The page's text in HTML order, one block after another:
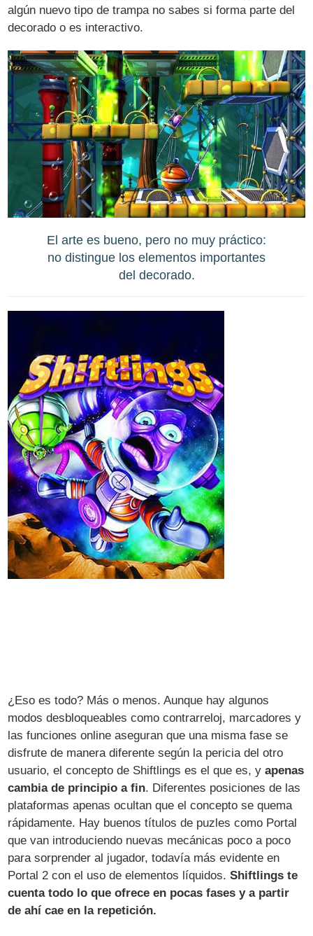
algún nuevo tipo de trampa no sabes si forma parte del
decorado o es interactivo.
El arte es bueno, pero no muy práctico:
no distingue los elementos importantes
del decorado.
¿Eso es todo? Más o menos. Aunque hay algunos
modos desbloqueables como contrarreloj, marcadores y
las funciones online aseguran que una misma fase se
disfrute de manera diferente según la pericia del otro
usuario, el concepto de Shiftlings es el que es, yapenas
cambia de principio a fin. Diferentes posiciones de las
plataformas apenas ocultan que el concepto se quema
rápidamente. Hay buenos títulos de puzles como Portal
que van introduciendo nuevas mecánicas poco a poco
para sorprender al jugador, todavía más evidente en
Portal 2 con el uso de elementos líquidos.Shiftlings te
cuenta todo lo que ofrece en pocas fases y a partir
de ahí cae en la repetición.